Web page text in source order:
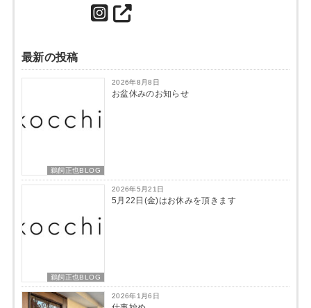
最新の投稿
鵜飼正也BLOG
2026年8月8日
お盆休みのお知らせ
鵜飼正也BLOG
2026年5月21日
5月22日(金)はお休みを頂きます
2026年1月6日